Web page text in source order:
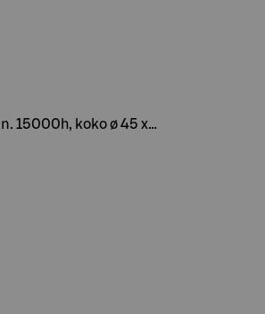
15000h, koko ø 45 x…